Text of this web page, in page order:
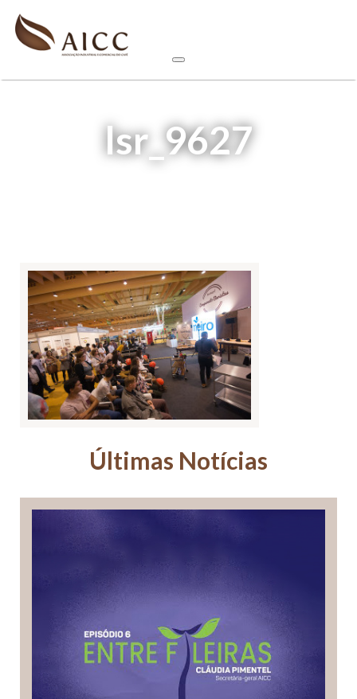
lsr_9627
Últimas Notícias